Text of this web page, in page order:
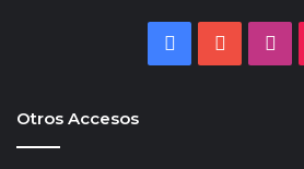
FacebookYouTube
Otros Accesos